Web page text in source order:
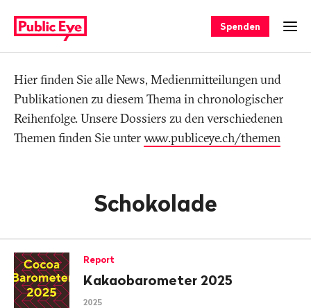
auf
publiceye.ch
Spenden
Tag
Hier finden Sie alle News, Medienmitteilungen und
Publikationen zu diesem Thema in chronologischer
Reihenfolge. Unsere Dossiers zu den verschiedenen
Themen finden Sie unterwww.publiceye.ch/themen
Schokolade
Report
Kakaobarometer 2025
2025